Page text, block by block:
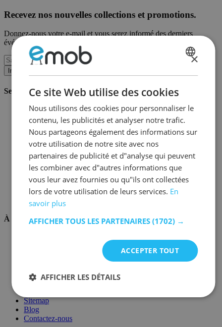
Recevez nos nouvelles collections et promotions.
Donnez-nous votre e-mail et vous serez informé des derniers
événements sur une base mensuelle.
Inscription
Service client
Commander chez Emob
Modalités de paiement
Livraison et expédition
Service et garantie
Annuler ou retourner
Réclamations
Astuces de montage
Conseils d'entretien
Mot de passe oublié?
FAQ
Stockage & Fulfilment
À propos de nous
Conditions générales
Mentions légales
Sitemap
Blog
Contactez-nous
×
Ce site Web utilise des cookies
Nous utilisons des cookies pour personnaliser le
contenu, les publicités et analyser notre trafic.
Nous partageons également des informations sur
votre utilisation de notre site avec nos
partenaires de publicité et d"analyse qui peuvent
les combiner avec d"autres informations que
vous leur avez fournies ou qu"ils ont collectées
lors de votre utilisation de leurs services. En
savoir plus
AFFICHER TOUS LES PARTENAIRES (1702) →
ACCEPTER TOUT
AFFICHER LES DÉTAILS